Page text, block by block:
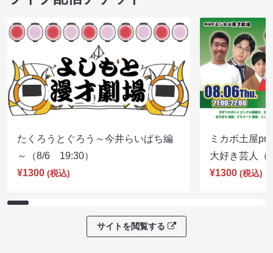
たくろうとぐろう～今井らいぱち編
～（8/6 19:30）
¥1300 (税込)
ミカボ土屋
大好き芸人
¥1300 (税込)
サイトを閲覧する